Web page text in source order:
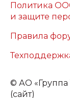
Политика
и защите
Правила
© АО
(сайт)